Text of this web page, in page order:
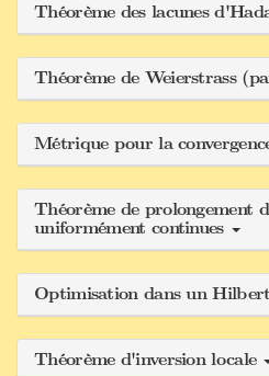
Théorème des lacunes
Théorème de Weierstrass
Métrique pour la
Théorème de prolongement
uniformément continues
Optimisation dans un Hilbert
Théorème d'inversion locale